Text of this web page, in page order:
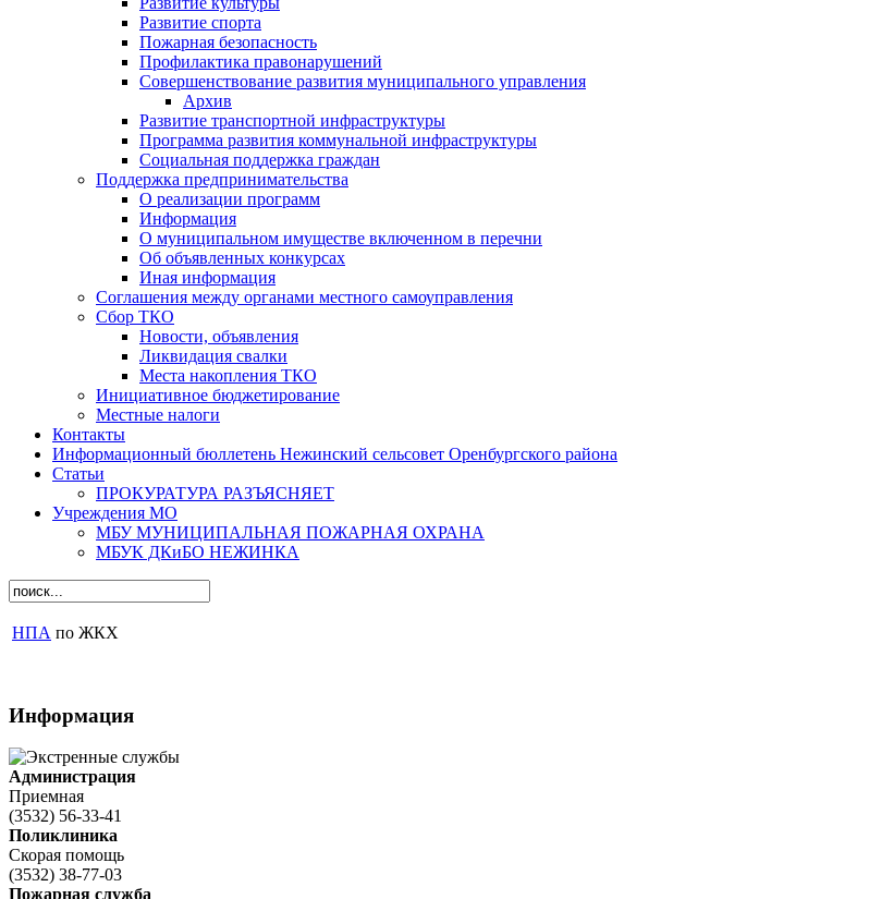
Развитие спорта
Пожарная безопасность
Профилактика правонарушений
Совершенствование развития муниципального управления
Архив
Развитие транспортной инфраструктуры
Программа развития коммунальной инфраструктуры
Социальная поддержка граждан
Поддержка предпринимательства
О реализации программ
Информация
О муниципальном имуществе включенном в перечни
Об объявленных конкурсах
Иная информация
Соглашения между органами местного самоуправления
Сбор ТКО
Новости, объявления
Ликвидация свалки
Места накопления ТКО
Инициативное бюджетирование
Местные налоги
Контакты
Информационный бюллетень Нежинский сельсовет Оренбургского района
Статьи
ПРОКУРАТУРА РАЗЪЯСНЯЕТ
Учреждения МО
МБУ МУНИЦИПАЛЬНАЯ ПОЖАРНАЯ ОХРАНА
МБУК ДКиБО НЕЖИНКА
НПА по ЖКХ
Информация
Администрация
Приемная
(3532) 56-33-41
Поликлиника
Скорая помощь
(3532) 38-77-03
Пожарная служба